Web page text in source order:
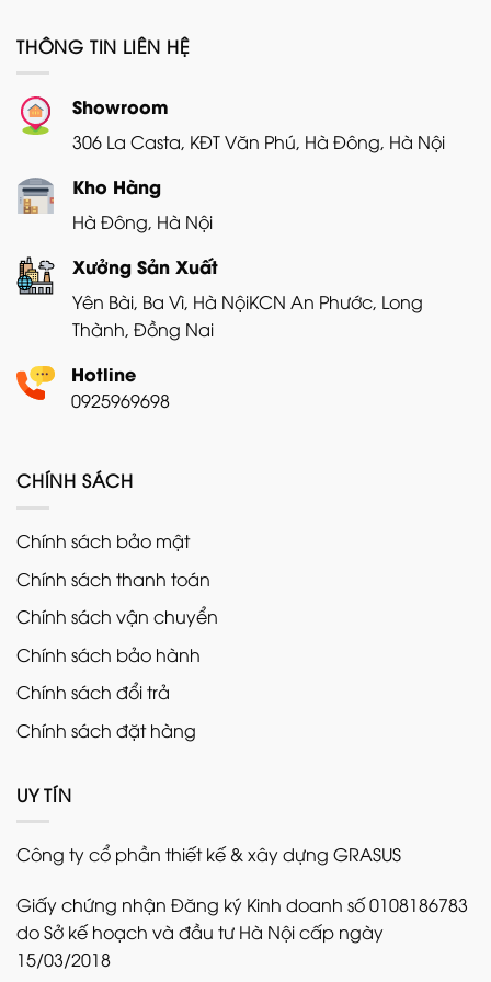
THÔNG TIN LIÊN HỆ
Showroom
306 La Casta, KĐT Văn Phú, Hà Đông, Hà Nội
Kho Hàng
Hà Đông, Hà Nội
Xưởng Sản Xuất
Yên Bài, Ba Vì, Hà NộiKCN An Phước, Long
Thành, Đồng Nai
Hotline
0925969698
CHÍNH SÁCH
Chính sách bảo mật
Chính sách thanh toán
Chính sách vận chuyển
Chính sách bảo hành
Chính sách đổi trả
Chính sách đặt hàng
UY TÍN
Công ty cổ phần thiết kế & xây dựng GRASUS
Giấy chứng nhận Đăng ký Kinh doanh số 0108186783
do Sở kế hoạch và đầu tư Hà Nội cấp ngày
15/03/2018